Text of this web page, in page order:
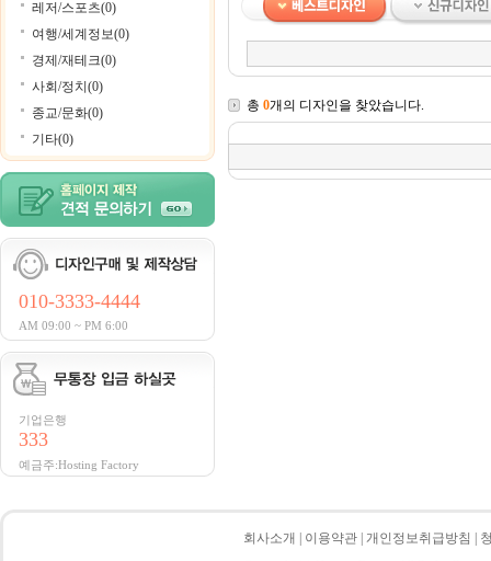
레저/스포츠(0)
여행/세계정보(0)
경제/재테크(0)
사회/정치(0)
종교/문화(0)
기타(0)
010-3333-4444
AM 09:00 ~ PM 6:00
기업은행
333
예금주:Hosting Factory
총 0개의 디자인을 찾았습니다.
회사소개 이용약관 개인정보취급방침